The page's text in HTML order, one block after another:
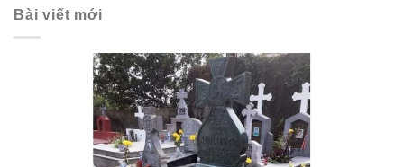
Bài viết mới